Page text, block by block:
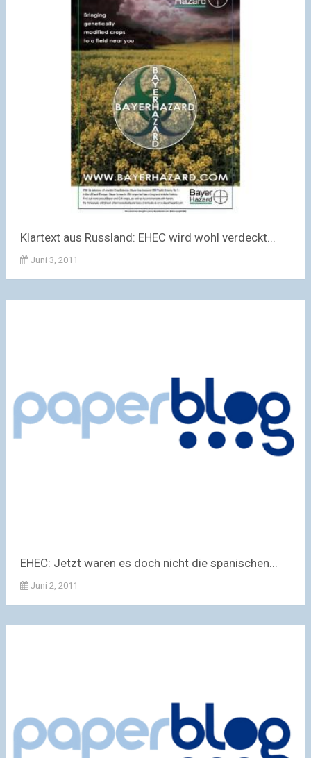
Klartext aus Russland: EHEC wird wohl verdeckt...
Juni 3, 2011
EHEC: Jetzt waren es doch nicht die spanischen...
Juni 2, 2011